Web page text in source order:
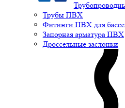
Трубы ПВХ
Фитинги ПВХ для
Запорная арматура ПВХ
Дроссельные заслонки